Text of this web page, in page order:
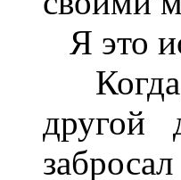
Я это
другой